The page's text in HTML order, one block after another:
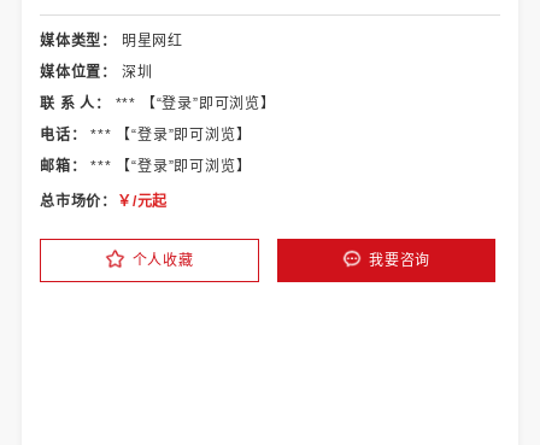
媒体类型： 明星网红
媒体位置： 深圳
联 系 人： *** 【“登录”即可浏览】
电话：*** 【“登录”即可浏览】
邮箱：*** 【“登录”即可浏览】
总市场价： ￥ /元起
个人收藏 我要咨询